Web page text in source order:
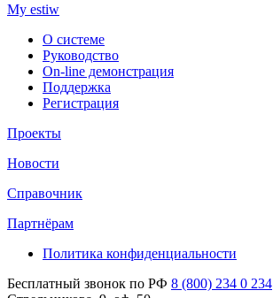
My estiw
О системе
Руководство
On-line демонстрация
Поддержка
Регистрация
Проекты
Новости
Справочник
Партнёрам
Политика конфиденциальности
Бесплатный звонок по РФ 8 (800) 234 0 234